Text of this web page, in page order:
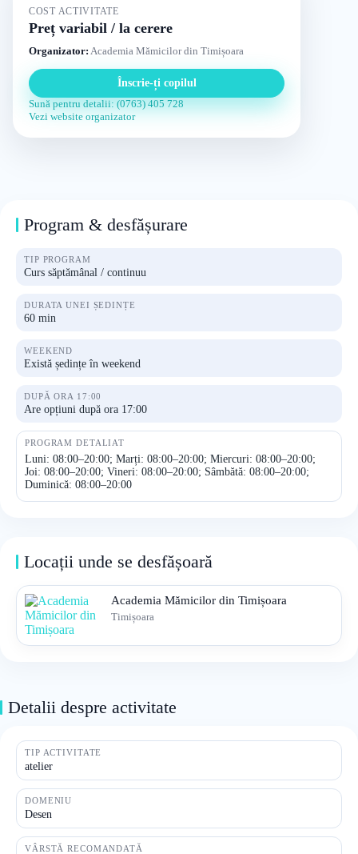
COST ACTIVITATE
Preț variabil / la cerere
Organizator: Academia Mămicilor din Timișoara
Înscrie-ți copilul
Sună pentru detalii: (0763) 405 728
Vezi website organizator
Program & desfășurare
TIP PROGRAM
Curs săptămânal / continuu
DURATA UNEI ȘEDINȚE
60 min
WEEKEND
Există ședințe în weekend
DUPĂ ORA 17:00
Are opțiuni după ora 17:00
PROGRAM DETALIAT
Luni: 08:00–20:00; Marți: 08:00–20:00; Miercuri: 08:00–20:00;
Joi: 08:00–20:00; Vineri: 08:00–20:00; Sâmbătă: 08:00–20:00;
Duminică: 08:00–20:00
Locații unde se desfășoară
Academia Mămicilor din Timișoara
Timișoara
Detalii despre activitate
TIP ACTIVITATE
atelier
DOMENIU
Desen
VÂRSTĂ RECOMANDATĂ